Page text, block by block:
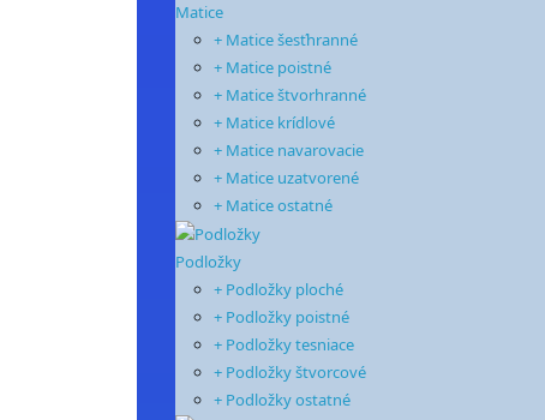
Matice
+ Matice šesťhranné
+ Matice poistné
+ Matice štvorhranné
+ Matice krídlové
+ Matice navarovacie
+ Matice uzatvorené
+ Matice ostatné
Podložky
+ Podložky ploché
+ Podložky poistné
+ Podložky tesniace
+ Podložky štvorcové
+ Podložky ostatné